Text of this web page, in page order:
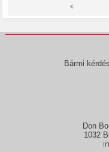
<
Bármi
Don
1032